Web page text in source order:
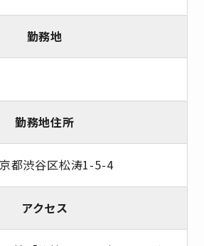
勤務地
勤務地住所
都渋谷区松涛1-5-4
アクセス